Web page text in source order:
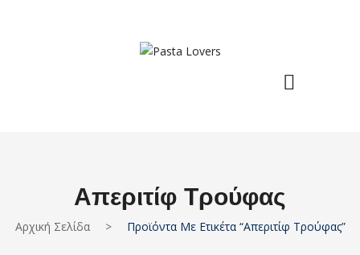
Απεριτίφ Τρούφας
Αρχική Σελίδα > Προϊόντα Με Ετικέτα “απεριτίφ Τρούφας”